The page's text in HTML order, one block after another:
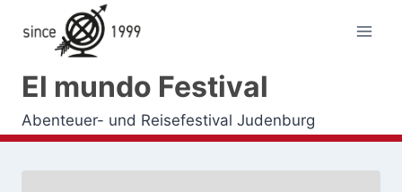
Inhalt
springen
El mundo Festival
Abenteuer- und Reisefestival Judenburg